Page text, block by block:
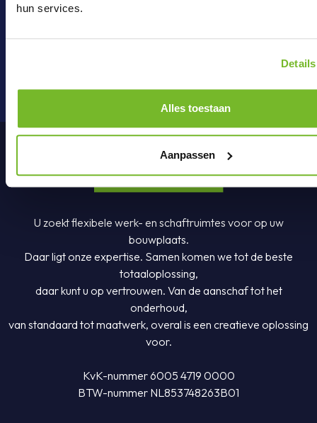
hun services.
Alles toestaan
Aanpassen
U zoekt flexibele werk- en schaftruimtes voor op uw
bouwplaats.
Daar ligt onze expertise. Samen komen we tot de beste
totaaloplossing,
daar kunt u op vertrouwen. Van de aanschaf tot het
onderhoud,
van standaard tot maatwerk, overal is een creatieve oplossing
voor.
KvK-nummer 6005 4719 0000
BTW-nummer NL853748263B01